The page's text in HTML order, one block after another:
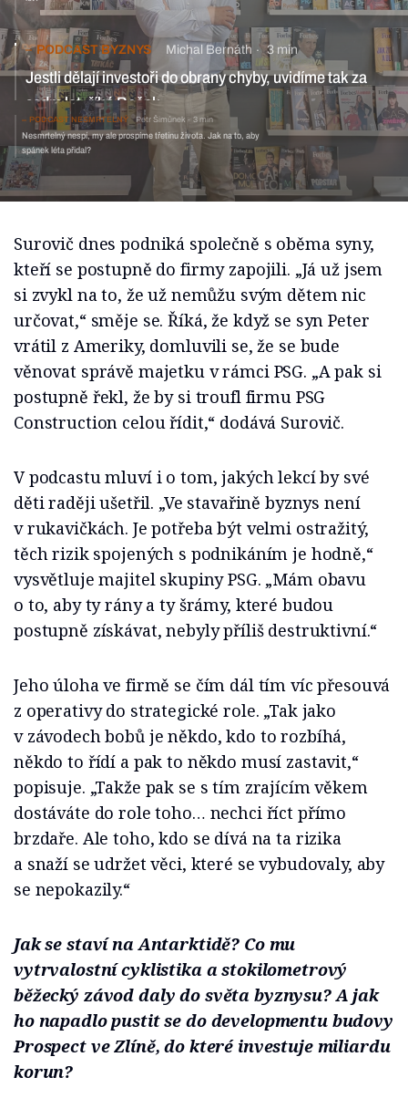
PODCAST BYZNYS Michal Bernáth 3 min
Jestli dělají investoři do obrany chyby, uvidíme tak za
sedm let, říká Roček
PODCAST NESMRTELNÝ Petr Šimůnek 3 min
Nesmrtelný nespí, my ale prospíme třetinu života. Jak na to, aby
spánek léta přidal?
Surovič dnes podniká společně s oběma syny,
kteří se postupně do firmy zapojili. „Já už jsem
si zvykl na to, že už nemůžu svým dětem nic
určovat,“ směje se. Říká, že když se syn Peter
vrátil z Ameriky, domluvili se, že se bude
věnovat správě majetku v rámci PSG. „A pak si
postupně řekl, že by si troufl firmu PSG
Construction celou řídit,“ dodává Surovič.
V podcastu mluví i o tom, jakých lekcí by své
děti raději ušetřil. „Ve stavařině byznys není
v rukavičkách. Je potřeba být velmi ostražitý,
těch rizik spojených s podnikáním je hodně,“
vysvětluje majitel skupiny PSG. „Mám obavu
o to, aby ty rány a ty šrámy, které budou
postupně získávat, nebyly příliš destruktivní.“
Jeho úloha ve firmě se čím dál tím víc přesouvá
z operativy do strategické role. „Tak jako
v závodech bobů je někdo, kdo to rozbíhá,
někdo to řídí a pak to někdo musí zastavit,“
popisuje. „Takže pak se s tím zrajícím věkem
dostáváte do role toho… nechci říct přímo
brzdaře. Ale toho, kdo se dívá na ta rizika
a snaží se udržet věci, které se vybudovaly, aby
se nepokazily.“
Jak se staví na Antarktidě? Co mu
vytrvalostní cyklistika a stokilometrový
běžecký závod daly do světa byznysu? A jak
ho napadlo pustit se do developmentu budovy
Prospect ve Zlíně, do které investuje miliardu
korun?